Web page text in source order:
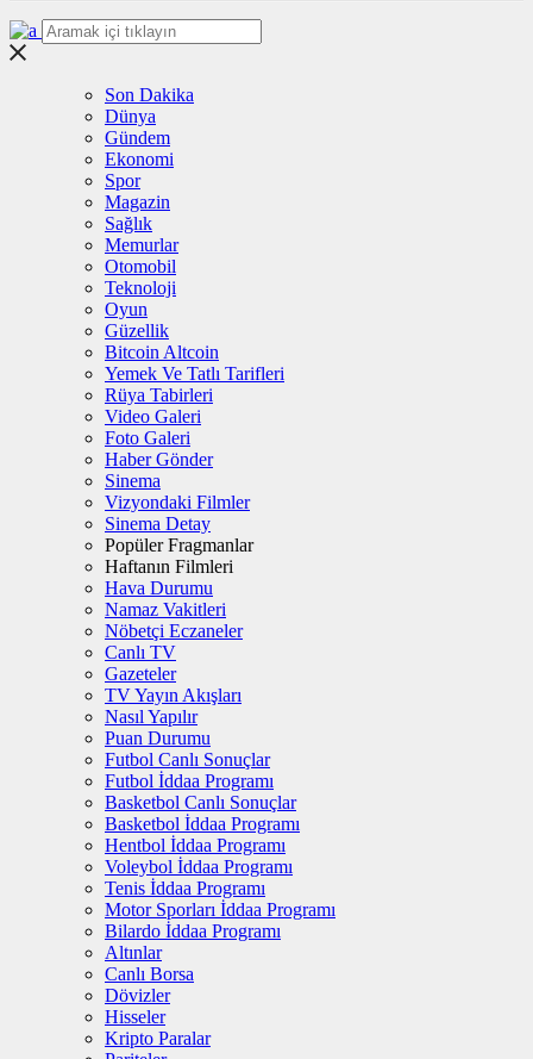
Son Dakika
Dünya
Gündem
Ekonomi
Spor
Magazin
Sağlık
Memurlar
Otomobil
Teknoloji
Oyun
Güzellik
Bitcoin Altcoin
Yemek Ve Tatlı Tarifleri
Rüya Tabirleri
Video Galeri
Foto Galeri
Haber Gönder
Sinema
Vizyondaki Filmler
Sinema Detay
Popüler Fragmanlar
Haftanın Filmleri
Hava Durumu
Namaz Vakitleri
Nöbetçi Eczaneler
Canlı TV
Gazeteler
TV Yayın Akışları
Nasıl Yapılır
Puan Durumu
Futbol Canlı Sonuçlar
Futbol İddaa Programı
Basketbol Canlı Sonuçlar
Basketbol İddaa Programı
Hentbol İddaa Programı
Voleybol İddaa Programı
Tenis İddaa Programı
Motor Sporları İddaa Programı
Bilardo İddaa Programı
Altınlar
Canlı Borsa
Dövizler
Hisseler
Kripto Paralar